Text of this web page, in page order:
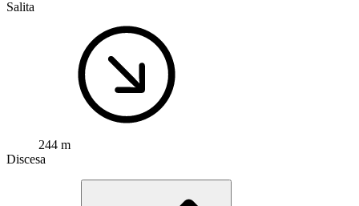
Salita
244 m
Discesa